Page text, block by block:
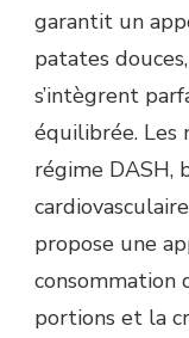
garantit un
patates
s’intègrent
équilibrée. Les
régime DASH,
propose une
consommation
portions et la